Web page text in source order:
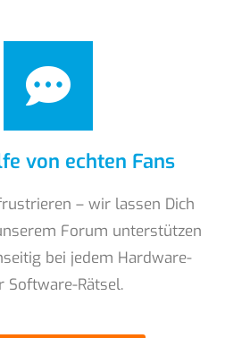
von echten Fans
– wir lassen Dich
Forum unterstützen
bei jedem Hardware-
Software-Rätsel.